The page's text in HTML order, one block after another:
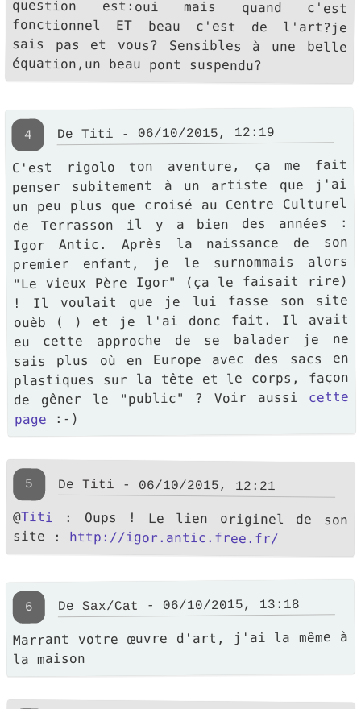
équation,un beau pont suspendu?
4 De Titi - 06/10/2015, 12:19
C'est rigolo ton aventure, ça me fait
penser subitement à un artiste que j'ai
un peu plus que croisé au Centre Culturel
de Terrasson il y a bien des années :
Igor Antic. Après la naissance de son
premier enfant, je le surnommais alors
"Le vieux Père Igor" (ça le faisait rire)
! Il voulait que je lui fasse son site
ouèb ( ) et je l'ai donc fait. Il avait
eu cette approche de se balader je ne
sais plus où en Europe avec des sacs en
plastiques sur la tête et le corps, façon
de gêner le "public" ? Voir aussi cette
page :-)
5 DeTiti - 06/10/2015, 12:21
@Titi : Oups ! Le lien originel de son
site : http://igor.antic.free.fr/
6 De Sax/Cat - 06/10/2015, 13:18
Marrant votre œuvre d'art, j'ai la même à
la maison